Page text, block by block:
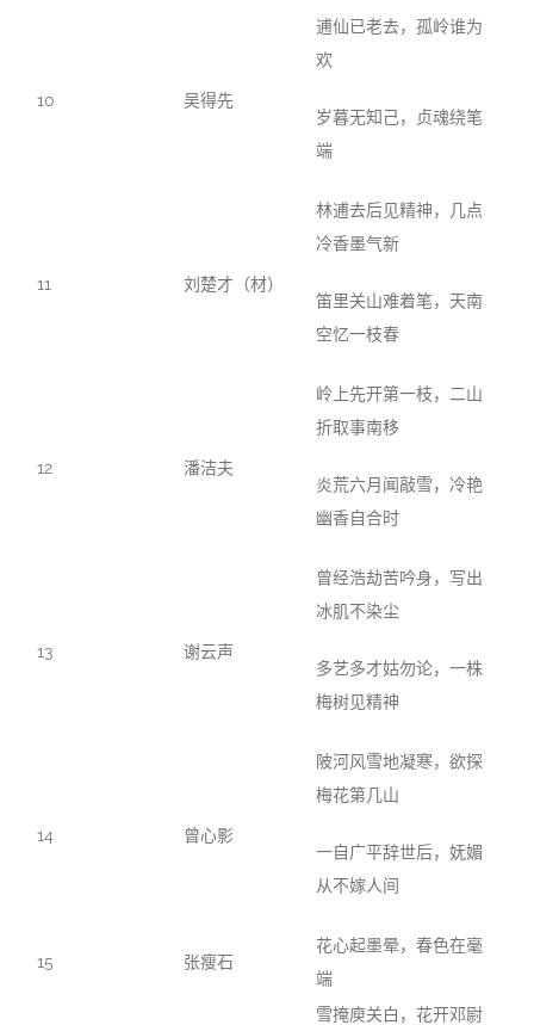
10 吴得先
逋仙已老去，孤岭谁为
欢
岁暮无知己，贞魂绕笔
端
11 刘楚才（材）
林逋去后见精神，几点
冷香墨气新
笛里关山难着笔，天南
空忆一枝春
12 潘洁夫
岭上先开第一枝，二山
折取事南移
炎荒六月闻敲雪，冷艳
幽香自合时
13 谢云声
曾经浩劫苦吟身，写出
冰肌不染尘
多艺多才姑勿论，一株
梅树见精神
14 曾心影
陂河风雪地凝寒，欲探
梅花第几山
一自广平辞世后，妩媚
从不嫁人间
15 张瘦石
花心起墨晕，春色在毫
端
雪掩庾关白，花开邓尉